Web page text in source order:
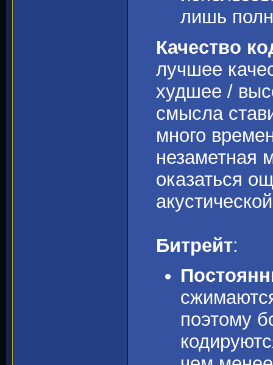
лишь
Качество
лучшее
худшее /
смысла
много
незаметная
оказаться
Битрейт:
поэтому